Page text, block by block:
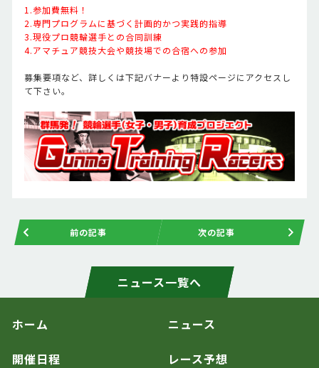
1.参加費無料！
2.専門プログラムに基づく計画的かつ実践的指導
3.現役プロ競輪選手との合同訓練
4.アマチュア競技大会や競技場での合宿への参加
募集要項など、詳しくは下記バナーより特設ページにアクセスし
て下さい。
前の記事 次の記事
ニュース一覧へ
ホーム ニュース
開催日程 レース予想